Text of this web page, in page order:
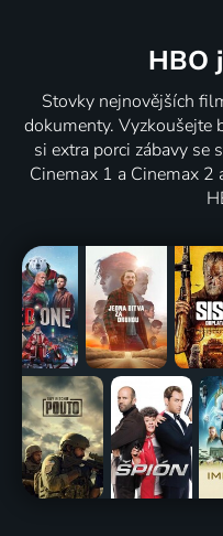
HBO
Stovky nejnovějších
dokumenty. Vyzkoušejte
si extra porci zábavy se
Cinemax 1 a Cinemax